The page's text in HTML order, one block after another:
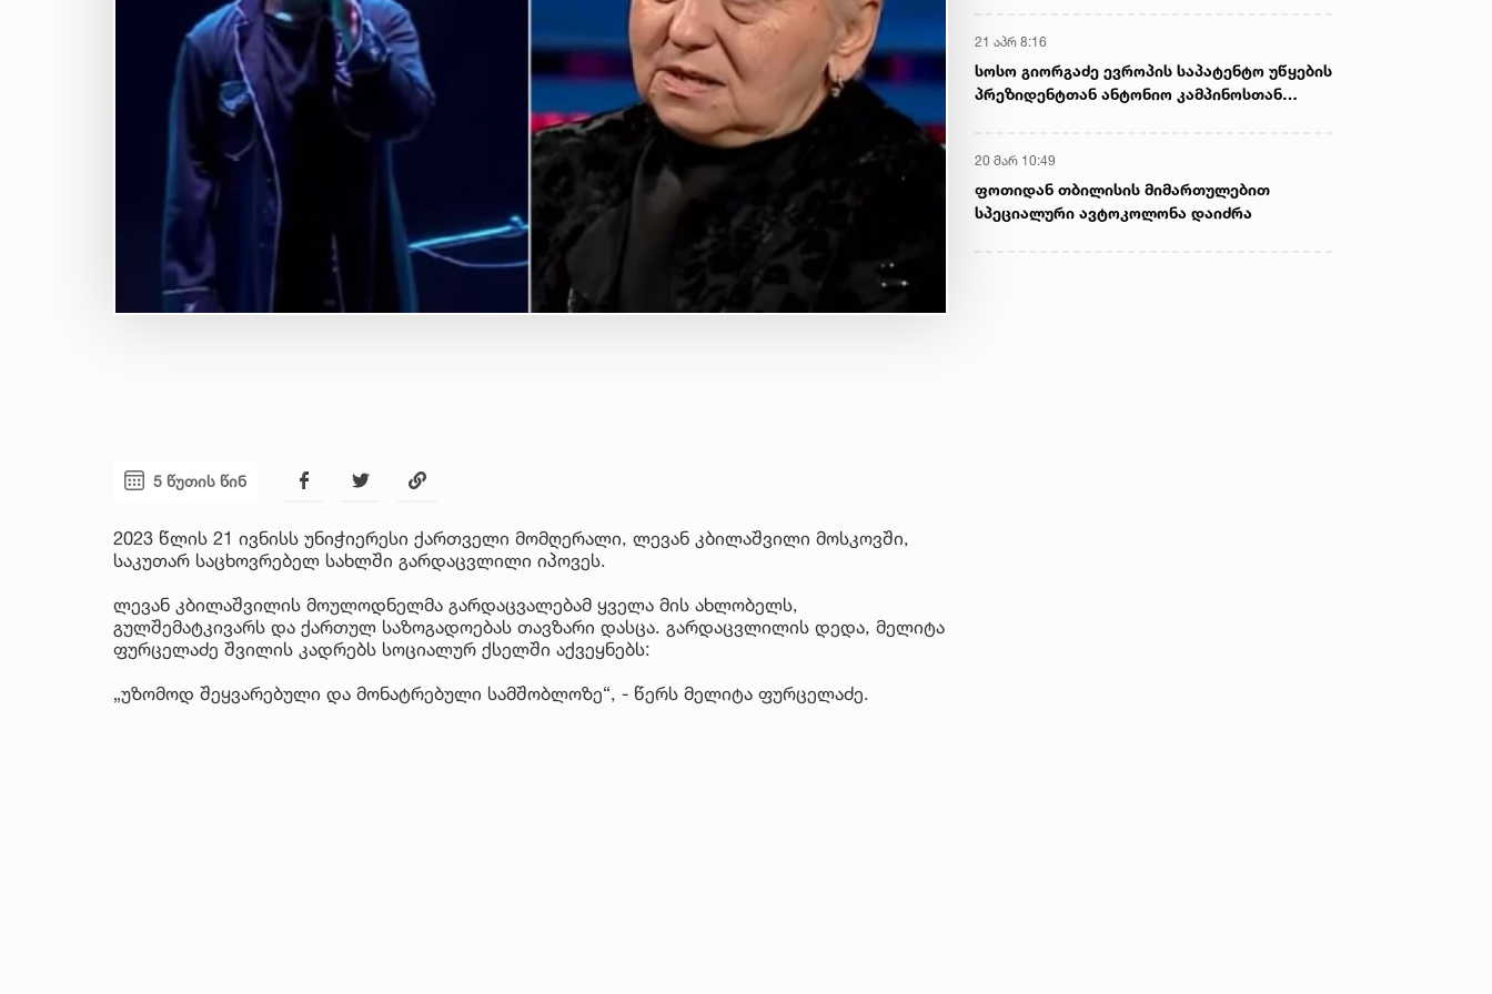
5 წუთის წინ
2023 წლის 21 ივნისს უნიჭიერესი ქართველი მომღერალი, ლევან კბილაშვილი მოსკოვში,
საკუთარ საცხოვრებელ სახლში გარდაცვლილი იპოვეს.
ლევან კბილაშვილის მოულოდნელმა გარდაცვალებამ ყველა მის ახლობელს,
გულშემატკივარს და ქართულ საზოგადოებას თავზარი დასცა. გარდაცვლილის დედა, მელიტა
ფურცელაძე შვილის კადრებს სოციალურ ქსელში აქვეყნებს:
„უზომოდ შეყვარებული და მონატრებული სამშობლოზე“, - წერს მელიტა ფურცელაძე.
21 აპრ 8:16
სოსო გიორგაძე ევროპის საპატენტო უწყების
პრეზიდენტთან ანტონიო კამპინოსთან
20 მარ 10:49
ფოთიდან თბილისის მიმართულებით
სპეციალური ავტოკოლონა დაიძრა